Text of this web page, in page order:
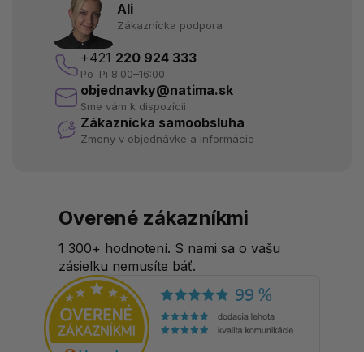
Ali
Zákaznícka podpora
+421 220 924 333
Po–Pi 8:00–16:00
objednavky@natima.sk
Sme vám k dispozícii
Zákaznícka samoobsluha
Zmeny v objednávke a informácie
Overené zákazníkmi
1 300+ hodnotení. S nami sa o vašu
zásielku nemusíte báť.